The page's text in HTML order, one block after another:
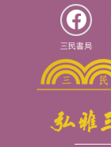
三民書局